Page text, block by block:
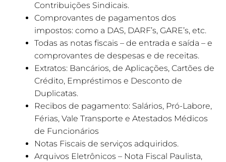
Contribuições Sindicais.
Comprovantes de pagamentos dos
impostos: como a DAS, DARF’s, GARE’s, etc.
Todas as notas fiscais – de entrada e saída – e
comprovantes de despesas e de receitas.
Extratos: Bancários, de Aplicações, Cartões de
Crédito, Empréstimos e Desconto de
Duplicatas.
Recibos de pagamento: Salários, Pró-Labore,
Férias, Vale Transporte e Atestados Médicos
de Funcionários
Notas Fiscais de serviços adquiridos.
Arquivos Eletrônicos – Nota Fiscal Paulista,